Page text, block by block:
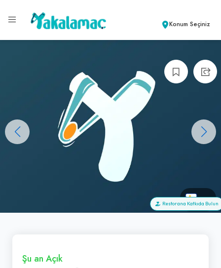
Konum Seçiniz
+0
Restorana Katkıda Bulun
Şu an Açık